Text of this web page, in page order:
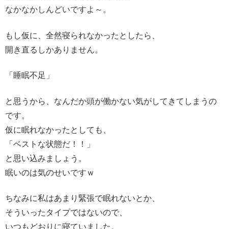
なかなかしんどいですよ～。
もし仮に、全然寝られなかったとしたら、
開き直るしかありません。
「睡眠不足」
と思うから、なんだか頭が働かない気がしてきてしまうの
です。
仮に眠れなかったとしても、
「ベストな状態だ！！」
と思い込みましょう。
眠いのは気のせいですｗ
ちなみに私はあまり緊張で眠れないとか、
そういったタイプではないので、
いつもどおりに寝ていました。